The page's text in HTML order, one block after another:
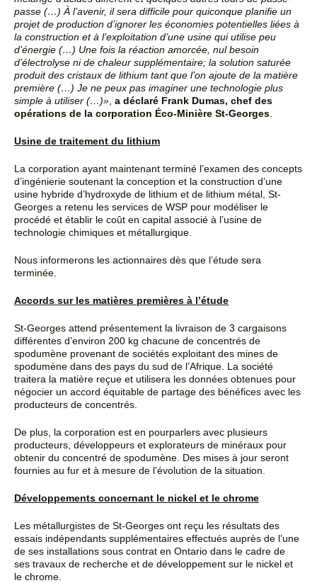
passe (…) À l’avenir, il sera difficile pour quiconque planifie un
projet de production d’ignorer les économies potentielles liées à
la construction et à l’exploitation d’une usine qui utilise peu
d’énergie (…) Une fois la réaction amorcée, nul besoin
d’électrolyse ni de chaleur supplémentaire; la solution saturée
produit des cristaux de lithium tant que l’on ajoute de la matière
première (…) Je ne peux pas imaginer une technologie plus
simple à utiliser (…)» a déclaré Frank Dumas, chef des
opérations de la corporation Éco-Minière St-Georges
Usine de traitement du lithium
La corporation ayant maintenant terminé l’examen des concepts
d’ingénierie soutenant la conception et la construction d’une
usine hybride d’hydroxyde de lithium et de lithium métal, St-
Georges a retenu les services de WSP pour modéliser le
procédé et établir le coût en capital associé à l’usine de
technologie chimiques et métallurgique.
Nous informerons les actionnaires dès que l’étude sera
terminée
Accords sur les matières premières à l’étude
St-Georges attend présentement la livraison de 3 cargaisons
différentes d’environ 200 kg chacune de concentrés de
spodumène provenant de sociétés exploitant des mines de
spodumène dans des pays du sud de l’Afrique. La société
traitera la matière reçue et utilisera les données obtenues pour
négocier un accord équitable de partage des bénéfices avec les
producteurs de concentrés.
De plus, la corporation est en pourparlers avec plusieurs
producteurs, développeurs et explorateurs de minéraux pour
obtenir du concentré de spodumène. Des mises à jour seront
fournies au fur et à mesure de l’évolution de la situation.
Développements concernant le nickel et le chrome
Les métallurgistes de St-Georges ont reçu les résultats des
essais indépendants supplémentaires effectués auprès de l’une
de ses installations sous contrat en Ontario dans le cadre de
ses travaux de recherche et de développement sur le nickel et
le chrome.